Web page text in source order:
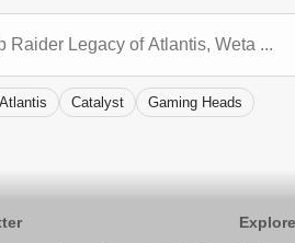
Catalyst Gaming Heads